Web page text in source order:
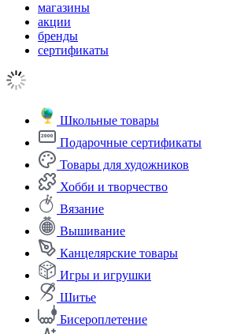
магазины
акции
бренды
сертификаты
Школьные товары
Подарочные сертификаты
Товары для художников
Хобби и творчество
Вязание
Вышивание
Канцелярские товары
Игры и игрушки
Шитье
Бисероплетение